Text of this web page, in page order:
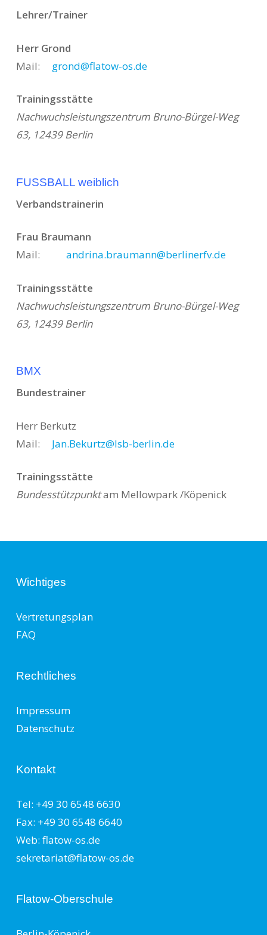
Lehrer/Trainer
Herr Grond
Mail: grond@flatow-os.de
Trainingsstätte
Nachwuchsleistungszentrum Bruno-Bürgel-Weg
63, 12439 Berlin
FUSSBALL weiblich
Verbandstrainerin
Frau Braumann
Mail:andrina.braumann@berlinerfv.de
Trainingsstätte
Nachwuchsleistungszentrum Bruno-Bürgel-Weg
63, 12439 Berlin
BMX
Bundestrainer
Herr Berkutz
Mail: Jan.Bekurtz@lsb-berlin.de
Trainingsstätte
Bundesstützpunktam Mellowpark /Köpenick
Wichtiges
Vertretungsplan
FAQ
Rechtliches
Impressum
Datenschutz
Kontakt
Tel: +49 30 6548 6630
Fax: +49 30 6548 6640
Web: flatow-os.de
sekretariat@flatow-os.de
Flatow-Oberschule